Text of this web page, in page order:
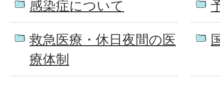
感染症について
救急医療・休日夜間の医
療体制